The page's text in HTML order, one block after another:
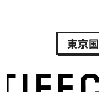
東京